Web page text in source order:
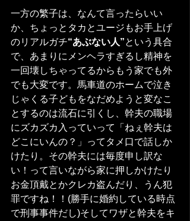
一方の繁子は、なんて言ったらいい
か、ちょっとタカとユージもお手上げ
のリアルガチ“あぶない人”という具合
で、あまりにメンヘラすぎるし精神を
一回壊しちゃってるからもう家でも外
でも大変です。馬車道のホームで泣き
じゃくる子どもをなだめようと変なこ
とするのは流石に引くし、幹夫の職場
にズカズカ入っていって「ねぇ幹夫は
どこにいんの？」ってタメ口で話しか
けたり。その幹夫には毎度申し訳な
い！って言いながら家に押しかけたり
お金頂戴とかクレカ盗んだり、うん犯
罪ですね！！(勝手に婚約している時点
で刑事事件だし)そしてワザと幹夫をキ